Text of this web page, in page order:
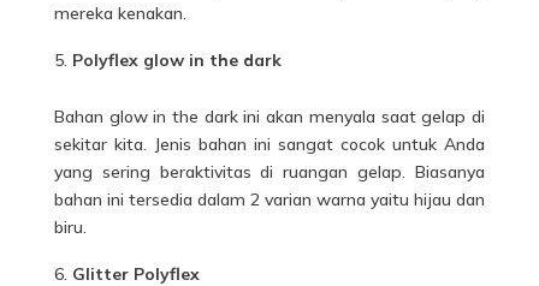
mereka kenakan.
Polyflex glow in the dark
Bahan glow in the dark ini akan menyala saat gelap di
sekitar kita. Jenis bahan ini sangat cocok untuk Anda
yang sering beraktivitas di ruangan gelap. Biasanya
bahan ini tersedia dalam 2 varian warna yaitu hijau dan
biru.
Glitter Polyflex